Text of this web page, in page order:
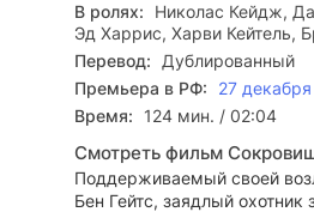
В ролях:
Николас Кейдж,
Эд Харрис, Харви Кейтель,
Перевод:
Дублированный
Премьера в РФ:
27 декабря
Время:
124 мин. / 02:04
Смотреть фильм
Поддерживаемый своей
Бен Гейтс, заядлый